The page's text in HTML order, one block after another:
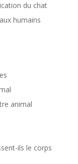
du chat
humains
animal
ils le corps